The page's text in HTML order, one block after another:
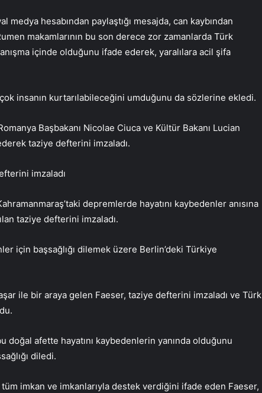
medya hesabından paylaştığı mesajda, can kaybından
makamlarının bu son derece zor zamanlarda Türk
içinde olduğunu ifade ederek, yaralılara acil şifa
insanın kurtarılabileceğini umduğunu da sözlerine ekledi.
Başbakanı Nicolae Ciuca ve Kültür Bakanı Lucian
taziye defterini imzaladı.
imzaladı
depremlerde hayatını kaybedenler anısına
taziye defterini imzaladı.
için başsağlığı dilemek üzere Berlin’deki Türkiye
ile bir araya gelen Faeser, taziye defterini imzaladı ve Türk
doğal afette hayatını kaybedenlerin yanında olduğunu
diledi.
tüm imkan ve imkanlarıyla destek verdiğini ifade eden Faeser,